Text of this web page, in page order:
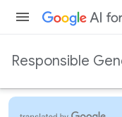
Responsible